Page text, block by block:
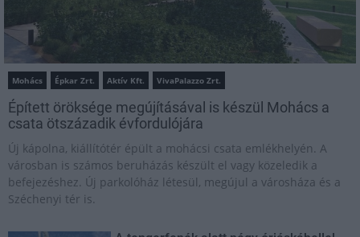
Mohács Épkar Zrt. Aktív Kft. VivaPalazzo Zrt.
Épített öröksége megújításával is készül Mohács a
csata ötszázadik évfordulójára
Új kápolna, kiállítótér épült a mohácsi csata emlékhelyén. A
városban is számos beruházás készült el vagy közeledik a
befejezéshez. Új parkolóház létesül, megújul a városháza és a
Széchenyi tér is.